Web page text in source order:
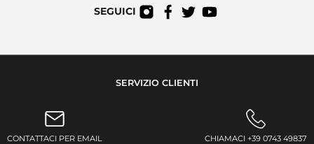
SEGUICI
SERVIZIO CLIENTI
CONTATTACI PER EMAIL CHIAMACI +39 0743 49837